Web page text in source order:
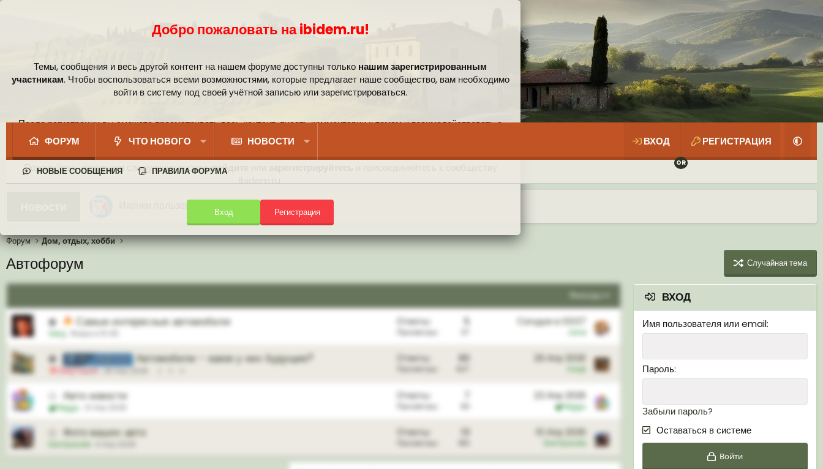
Добро пожаловать на ibidem.ru!
Темы, сообщения и весь другой контент на нашем форуме доступны только нашим зарегистрированным
участникам. Чтобы воспользоваться всеми возможностями, которые предлагает наше сообщество, вам необходимо
войти в систему под своей учётной записью или зарегистрироваться.
После регистрации вы сможете просматривать весь контент, писать комментарии к темам и взаимодействовать с
сообществом.
Пожалуйста, используя следующие кнопки,войдите
ibidem.ru.
Вход Регистрация
ФОРУМ ЧТО НОВОГО НОВОСТИ ВХОД РЕГИСТРАЦИЯ
НОВЫЕ СООБЩЕНИЯ ПРАВИЛА ФОРУМА
Иконки пользователя
Ваши собственные смайлики
Аналитика от Ассистента
Новая система рейтинга (оценок) на форуме
Форум Дом, отдых, хобби
Автофорум Случайная тема
Фильтры
🟢 Самые интересные автомобили
Seryj
Ответы 5
Просмотры
Сегодня в 03:07
Jane
🟢 ОБСУЖДЕНИЕ Автомобили - какое у них будущее?
OnlyTouch 26 Апр 2026
Ответы 60
Просмотры
29 Апр 2026
Альф
Авто новости
Mggu
Ответы
Просмотры
23 Апр 2026
Mggu
Фото ваших авто
DonQuixote
Ответы
Просмотры
10 Апр 2026
DonQuixote
ВХОД
Имя пользователя или email
Пароль
Забыли пароль?
Оставаться в системе
Войти